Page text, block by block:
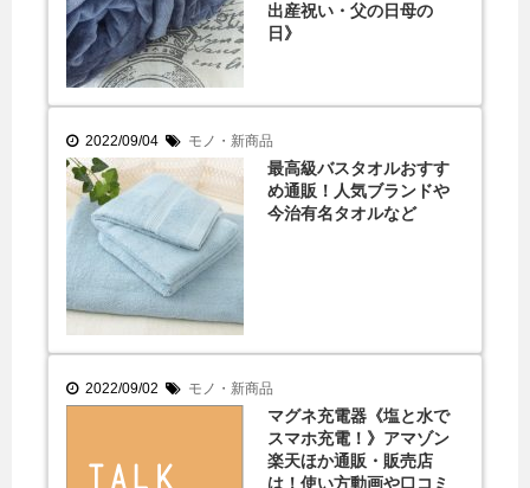
出産祝い・父の日母の
日》
2022/09/04 モノ・新商品
最高級バスタオルおすす
め通販！人気ブランドや
今治有名タオルなど
2022/09/02 モノ・新商品
マグネ充電器《塩と水で
スマホ充電！》アマゾン
楽天ほか通販・販売店
は！使い方動画や口コミ